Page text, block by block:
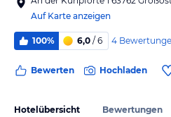
Auf Karte anzeigen
100% 6,0 / 6 4
Bewerten Hochladen
Hotelübersicht Bewertungen